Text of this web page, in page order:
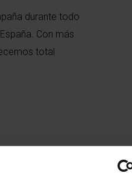
durante todo
Con más
total